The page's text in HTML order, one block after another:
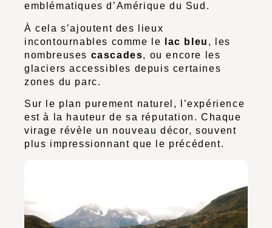
emblématiques d’Amérique du Sud.
À cela s’ajoutent des lieux
incontournables comme le
lac bleu , les
nombreuses cascades, ou encore les
glaciers accessibles depuis certaines
zones du parc.
Sur le plan purement naturel, l’expérience
est à la hauteur de sa réputation. Chaque
virage révèle un nouveau décor, souvent
plus impressionnant que le précédent.